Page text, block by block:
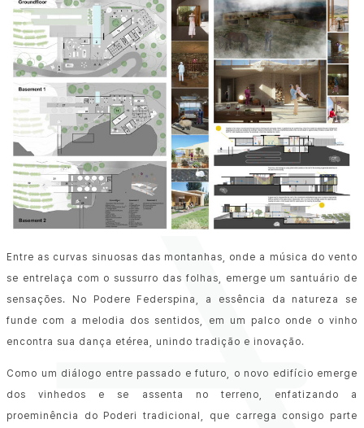
Entre as curvas sinuosas das montanhas, onde a música do vento
se entrelaça com o sussurro das folhas, emerge um santuário de
sensações. No Podere Federspina, a essência da natureza se
funde com a melodia dos sentidos, em um palco onde o vinho
encontra sua dança etérea, unindo tradição e inovação.
Como um diálogo entre passado e futuro, o novo edifício emerge
dos vinhedos e se assenta no terreno, enfatizando a
proeminência do Poderi tradicional, que carrega consigo parte